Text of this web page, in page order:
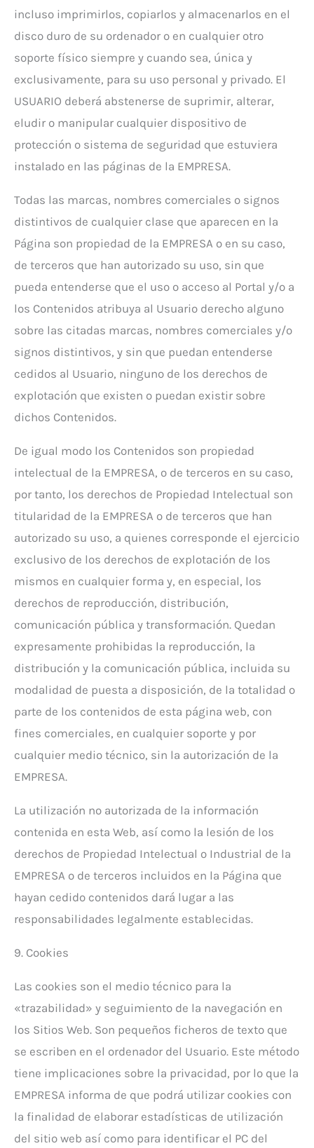
incluso imprimirlos, copiarlos y almacenarlos en el
disco duro de su ordenador o en cualquier otro
soporte físico siempre y cuando sea, única y
exclusivamente, para su uso personal y privado. El
USUARIO deberá abstenerse de suprimir, alterar,
eludir o manipular cualquier dispositivo de
protección o sistema de seguridad que estuviera
instalado en las páginas de la EMPRESA.
Todas las marcas, nombres comerciales o signos
distintivos de cualquier clase que aparecen en la
Página son propiedad de la EMPRESA o en su caso,
de terceros que han autorizado su uso, sin que
pueda entenderse que el uso o acceso al Portal y/o a
los Contenidos atribuya al Usuario derecho alguno
sobre las citadas marcas, nombres comerciales y/o
signos distintivos, y sin que puedan entenderse
cedidos al Usuario, ninguno de los derechos de
explotación que existen o puedan existir sobre
dichos Contenidos.
De igual modo los Contenidos son propiedad
intelectual de la EMPRESA, o de terceros en su caso,
por tanto, los derechos de Propiedad Intelectual son
titularidad de la EMPRESA o de terceros que han
autorizado su uso, a quienes corresponde el ejercicio
exclusivo de los derechos de explotación de los
mismos en cualquier forma y, en especial, los
derechos de reproducción, distribución,
comunicación pública y transformación. Quedan
expresamente prohibidas la reproducción, la
distribución y la comunicación pública, incluida su
modalidad de puesta a disposición, de la totalidad o
parte de los contenidos de esta página web, con
fines comerciales, en cualquier soporte y por
cualquier medio técnico, sin la autorización de la
EMPRESA.
La utilización no autorizada de la información
contenida en esta Web, así como la lesión de los
derechos de Propiedad Intelectual o Industrial de la
EMPRESA o de terceros incluidos en la Página que
hayan cedido contenidos dará lugar a las
responsabilidades legalmente establecidas.
9. Cookies
Las cookies son el medio técnico para la
«trazabilidad» y seguimiento de la navegación en
los Sitios Web. Son pequeños ficheros de texto que
se escriben en el ordenador del Usuario. Este método
tiene implicaciones sobre la privacidad, por lo que la
EMPRESA informa de que podrá utilizar cookies con
la finalidad de elaborar estadísticas de utilización
del sitio web así como para identificar el PC del